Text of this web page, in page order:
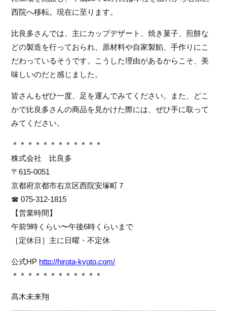
西院へ移転。現在に至ります。
比良多さんでは、主にカップデザート、焼き菓子、煎餅な
どの製造を行っておられ、原材料や自家製餡、手作りにこ
だわっているそうです。こうした理由があるからこそ、美
味しいのだと感じました。
皆さんもぜひ一度、足を運んでみてください。また、どこ
かで比良多さんの商品を見かけた際には、ぜひ手に取って
みてください。
＊＊＊＊＊＊＊＊＊＊＊＊
株式会社　比良多
〒615-0051
京都府京都市右京区西院安塚町７
☎ ︎ 075-312-1815
【営業時間】
午前9時くらい〜午後6時くらいまで
［定休日］主に日曜・不定休
公式HP http://hirota-kyoto.com/
＊＊＊＊＊＊＊＊＊＊＊＊
髙木未来翔